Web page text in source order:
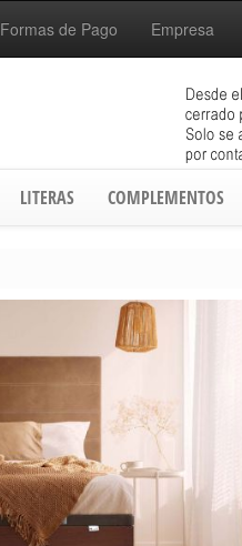
Formas de Pago Empresa
LITERAS COMPLEMENTOS